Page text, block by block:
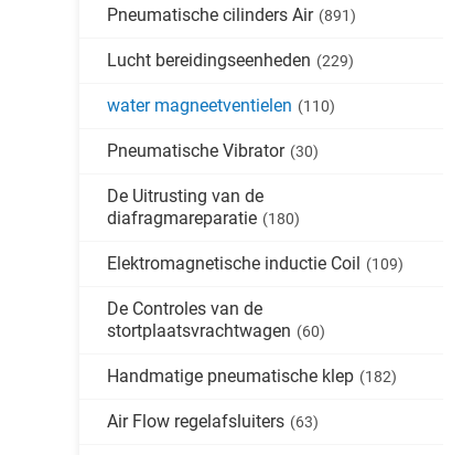
Pneumatische cilinders Air (891)
Lucht bereidingseenheden (229)
water magneetventielen (110)
Pneumatische Vibrator (30)
De Uitrusting van de
diafragmareparatie (180)
Elektromagnetische inductie Coil (109)
De Controles van de
stortplaatsvrachtwagen (60)
Handmatige pneumatische klep (182)
Air Flow regelafsluiters (63)